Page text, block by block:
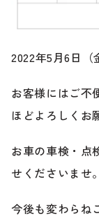
その
のご相談も可
希望ください。
2022年5月6日（
お客様にはご不
ほどよろしくお
お車の車検・点
せくださいませ。
今後も変わらね